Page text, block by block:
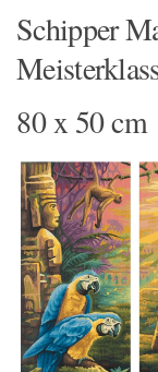
Schipper
80 x 50 cm